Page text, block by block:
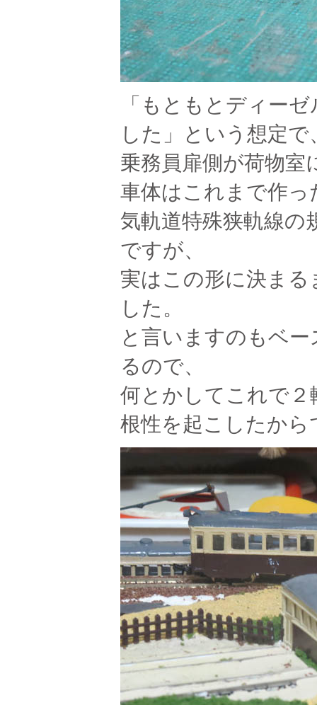
「もともとディー
した」という想定で
乗務員扉側が荷物室
車体はこれまで作っ
気軌道特殊狭軌線の
ですが、
実はこの形に決ま
した。
と言いますのもベ
るので、
何とかしてこれで
根性を起こしたか